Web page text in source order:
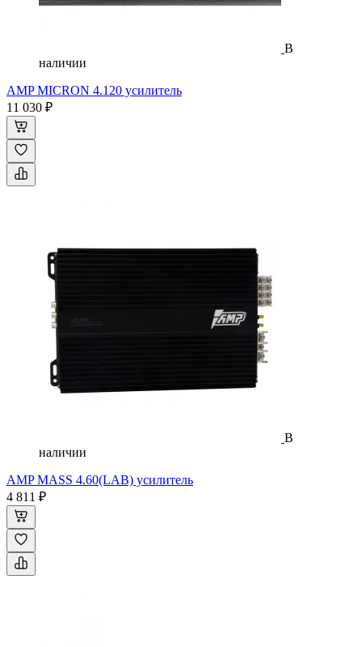
В
наличии
AMP MICRON 4.120 усилитель
11 030 ₽
В
наличии
AMP MASS 4.60(LAB) усилитель
4 811 ₽